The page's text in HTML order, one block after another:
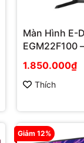
Màn Hình E-
EGM22F100
Phú Quốc
1.850.000₫
Thích
Giảm 12%